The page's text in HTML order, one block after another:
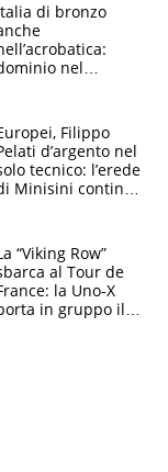
di bronzo
nel
compagniFilippo
d’argento nel
tecnico: l’erede
Minisini continua
“Viking Row”
al Tour de
la Uno-X
in gruppo il